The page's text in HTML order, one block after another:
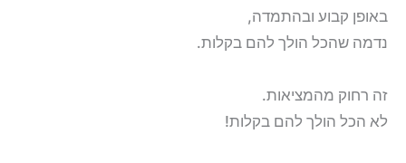
באופן קבוע ובהתמדה,
נדמה שהכל הולך להם בקלות.
זה רחוק מהמציאות.
לא הכל הולך להם בקלות!